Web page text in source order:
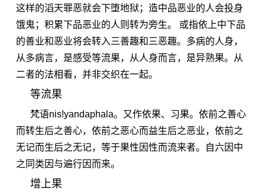
这样的滔天罪恶就会下堕地狱；造中品恶业的人会投身
饿鬼；积累下品恶业的人则转为旁生。 或指依上中下品
的善业和恶业将会转入三善趣和三恶趣。多病的人身，
从多病言，是感受等流果，从人身而言，是异熟果。从
二者的法相看，并非交织在一起。
等流果
梵语nis!yandaphala。又作依果、习果。依前之善心
而转生后之善心，依前之恶心而益生后之恶业，依前之
无记而生后之无记，等于果性因性而流来者。自六因中
之同类因与遍行因而来。
增上果